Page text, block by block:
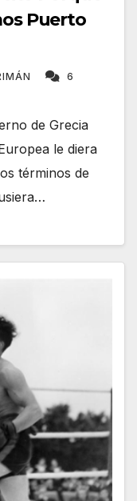
Puerto
6
de Grecia
le diera
términos de